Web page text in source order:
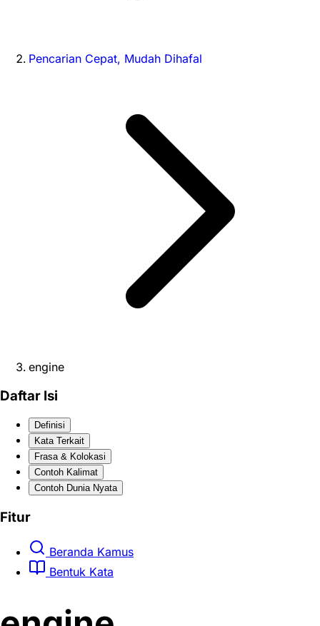
Pencarian Cepat, Mudah Dihafal
engine
Daftar Isi
Definisi
Kata Terkait
Frasa & Kolokasi
Contoh Kalimat
Contoh Dunia Nyata
Fitur
Beranda Kamus
Bentuk Kata